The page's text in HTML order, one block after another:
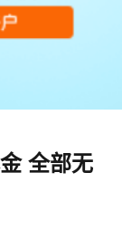
全部无